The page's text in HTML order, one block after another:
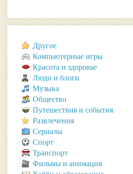
Другое
Компьютерные игры
Красота и здоровье
Люди и блоги
Музыка
Общество
Путешествия и события
Развлечения
Сериалы
Спорт
Транспорт
Фильмы и анимация